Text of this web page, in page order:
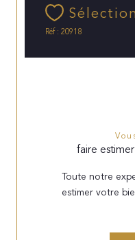
Réf : 20918
faire
Toute notre
estimer votre